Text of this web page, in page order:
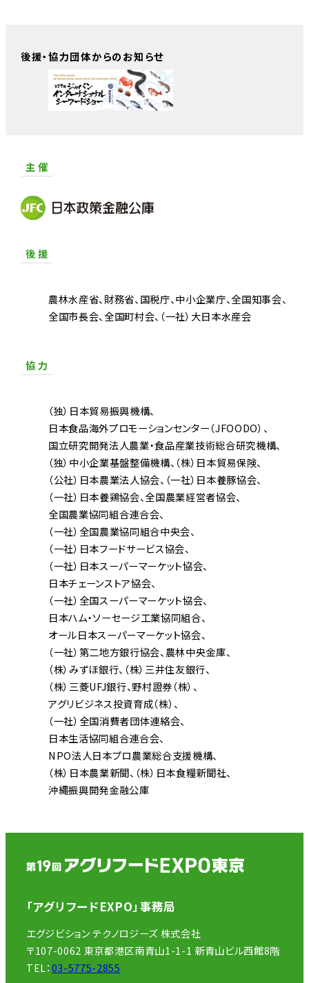
後援・協力団体からのお知らせ
主 催
後 援
農林水産省 財務省 国税庁 中小企業庁 全国知事会
全国市長会 全国町村会 （一社）大日本水産会
協 力
（独）日本貿易振興機構
日本食品海外プロモーションセンター（JFOODO）
国立研究開発法人農業・食品産業技術総合研究機構
（独）中小企業基盤整備機構 （株）日本貿易保険
（公社）日本農業法人協会 （一社）日本養豚協会
（一社）日本養鶏協会 全国農業経営者協会
全国農業協同組合連合会
（一社）全国農業協同組合中央会
（一社）日本フードサービス協会
（一社）日本スーパーマーケット協会
日本チェーンストア協会
（一社）全国スーパーマーケット協会
日本ハム・ソーセージ工業協同組合
オール日本スーパーマーケット協会
（一社）第二地方銀行協会 農林中央金庫
（株）みずほ銀行 （株）三井住友銀行
（株）三菱UFJ銀行 野村證券（株）
アグリビジネス投資育成（株）
（一社）全国消費者団体連絡会
日本生活協同組合連合会
NPO法人日本プロ農業総合支援機構
（株）日本農業新聞 （株）日本食糧新聞社
沖縄振興開発金融公庫
「アグリフードEXPO」事務局
エグジビション テクノロジーズ 株式会社
〒107-0062 東京都港区南青山1-1-1 新青山ビル西館8階
TEL：03-5775-2855